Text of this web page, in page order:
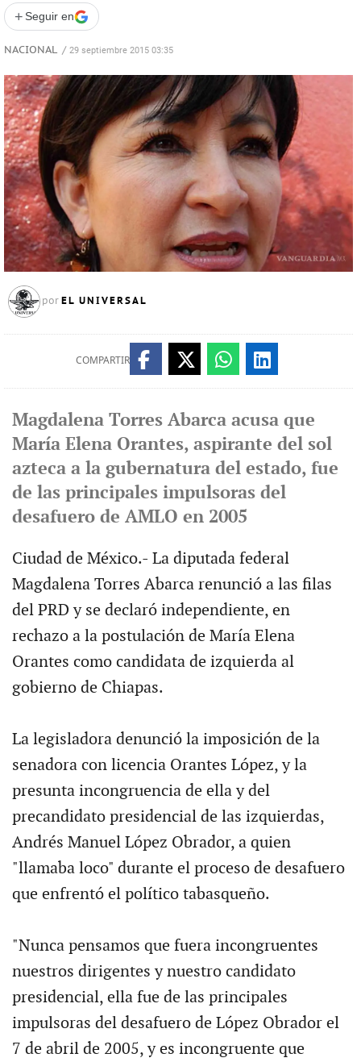
+ Seguir en
NACIONAL / 29 septiembre 2015 03:35
por EL UNIVERSAL
COMPARTIR
Magdalena Torres Abarca acusa que
María Elena Orantes, aspirante del sol
azteca a la gubernatura del estado, fue
de las principales impulsoras del
desafuero de AMLO en 2005
Ciudad de México.- La diputada federal
Magdalena Torres Abarca renunció a las filas
del PRD y se declaró independiente, en
rechazo a la postulación de María Elena
Orantes como candidata de izquierda al
gobierno de Chiapas.
La legisladora denunció la imposición de la
senadora con licencia Orantes López, y la
presunta incongruencia de ella y del
precandidato presidencial de las izquierdas,
Andrés Manuel López Obrador, a quien
"llamaba loco" durante el proceso de desafuero
que enfrentó el político tabasqueño.
"Nunca pensamos que fuera incongruentes
nuestros dirigentes y nuestro candidato
presidencial, ella fue de las principales
impulsoras del desafuero de López Obrador el
7 de abril de 2005, y es incongruente que